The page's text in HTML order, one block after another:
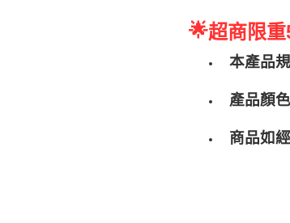
🌟超商限重
本產品
產品顏
商品如